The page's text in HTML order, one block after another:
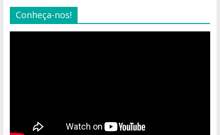
Conheça-nos!